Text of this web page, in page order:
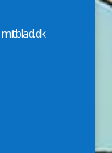
mitblad.dk